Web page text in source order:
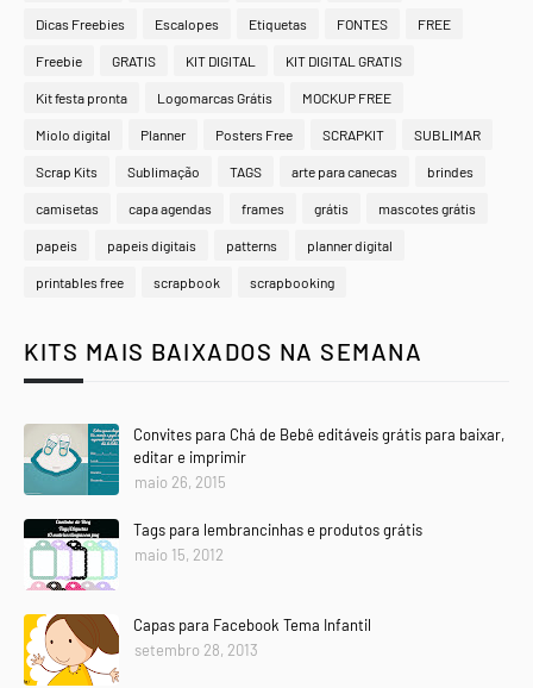
Dicas Freebies Escalopes Etiquetas FONTES FREE
Freebie GRATIS KIT DIGITAL KIT DIGITAL GRATIS
Kit festa pronta Logomarcas Grátis MOCKUP FREE
Miolo digital Planner Posters Free SCRAPKIT SUBLIMAR
Scrap Kits Sublimação TAGS arte para canecas brindes
camisetas capa agendas frames grátis mascotes grátis
papeis papeis digitais patterns planner digital
printables free scrapbook scrapbooking
KITS MAIS BAIXADOS NA SEMANA
Convites para Chá de Bebê editáveis grátis para baixar,
editar e imprimir
maio 26, 2015
Tags para lembrancinhas e produtos grátis
maio 15, 2012
Capas para Facebook Tema Infantil
setembro 28, 2013